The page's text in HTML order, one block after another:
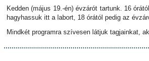
Kedden (május 19.-én) évzárót tartunk. 16
hagyhassuk itt a labort, 18 órától pedig az
Mindkét programra szívesen látjuk tagjainkat,